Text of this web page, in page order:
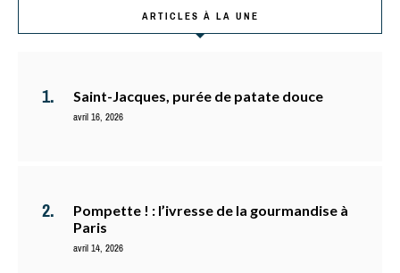
ARTICLES À LA UNE
Saint-Jacques, purée de patate douce
avril 16, 2026
Pompette ! : l’ivresse de la gourmandise à
Paris
avril 14, 2026